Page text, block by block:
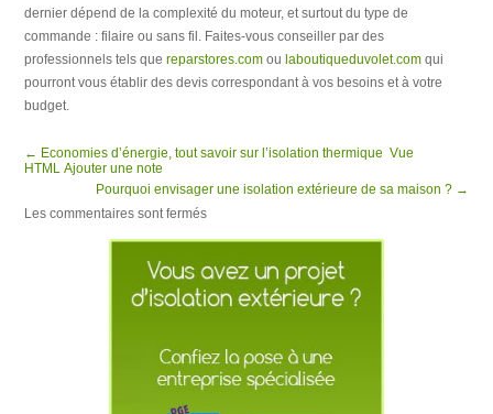
dernier dépend de la complexité du moteur, et surtout du type de
commande : filaire ou sans fil. Faites-vous conseiller par des
professionnels tels quereparstores.com ou laboutiqueduvolet.com qui
pourront vous établir des devis correspondant à vos besoins et à votre
budget.
← Economies d’énergie, tout savoir sur l’isolation thermique Vue
HTML Ajouter une note
Pourquoi envisager une isolation extérieure de sa maison ? →
Les commentaires sont fermés